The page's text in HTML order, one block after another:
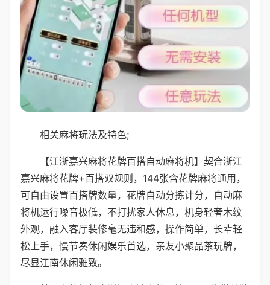
相关麻将玩法及特色;
【江浙嘉兴麻将花牌百搭自动麻将机】契合浙江
嘉兴麻将花牌+百搭双规则，144张含花牌麻将通用，
可自由设置百搭牌数量，花牌自动分拣计分，自动麻
将机运行噪音极低，不打扰家人休息，机身轻奢木纹
外观，融入客厅装修毫无违和感，操作简单，长辈轻
松上手，慢节奏休闲娱乐首选，亲友小聚品茶玩牌，
尽显江南休闲雅致。